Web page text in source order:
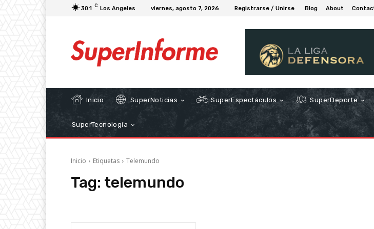
30.1 C Los Angeles viernes, agosto 7, 2026 Registrarse / Unirse Blog About
Inicio SuperNoticias SuperEspectáculos SuperDeporte
SuperTecnología
Inicio Etiquetas Telemundo
Tag: telemundo